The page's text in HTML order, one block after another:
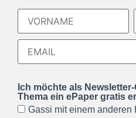
Ich möchte als
Thema ein ePaper gratis
Gassi mit einem anderen